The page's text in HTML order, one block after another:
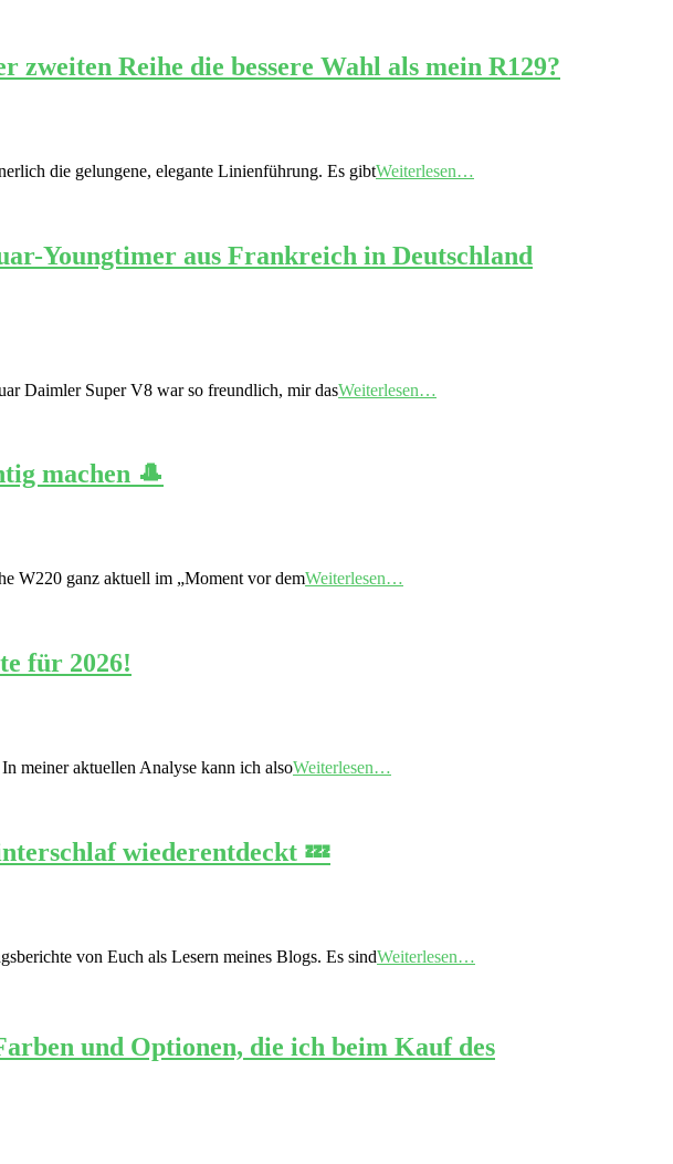
Reihe die bessere Wahl als mein R129?
die gelungene, elegante Linienführung. Es gibtWeiterlesen…
Youngtimer aus Frankreich in Deutschland
Daimler Super V8 war so freundlich, mir dasWeiterlesen…
machen 🎩
W220 ganz aktuell im „Moment vor demWeiterlesen…
für 2026!
meiner aktuellen Analyse kann ich alsoWeiterlesen…
wiederentdeckt 💤
von Euch als Lesern meines Blogs. Es sindWeiterlesen…
und Optionen, die ich beim Kauf des